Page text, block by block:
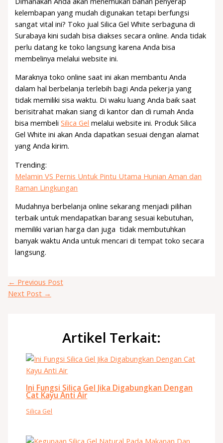
kelembapan yang mudah digunakan tetapi berfungsi
sangat vital ini? Toko jual Silica Gel White serbaguna di
Surabaya kini sudah bisa diakses secara online. Anda tidak
perlu datang ke toko langsung karena Anda bisa
membelinya melalui website ini.
Maraknya toko online saat ini akan membantu Anda
dalam hal berbelanja terlebih bagi Anda pekerja yang
tidak memiliki sisa waktu. Di waku luang Anda baik saat
berisitrahat makan siang di kantor dan di rumah Anda
bisa membeliSilica Gel melalui website ini. Produk Silica
Gel White ini akan Anda dapatkan sesuai dengan alamat
yang Anda kirim.
Trending:
Melamin VS Pernis Untuk Pintu Utama Hunian Aman dan
Raman Lingkungan
Mudahnya berbelanja online sekarang menjadi pilihan
terbaik untuk mendapatkan barang sesuai kebutuhan,
memiliki varian harga dan juga tidak membutuhkan
banyak waktu Anda untuk mencari di tempat toko secara
langsung.
← Previous Post
Next Post →
Artikel Terkait:
Ini Fungsi Silica Gel Jika Digabungkan Dengan
Cat Kayu Anti Air
Silica Gel